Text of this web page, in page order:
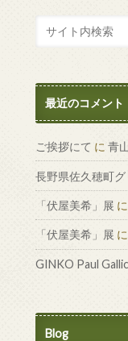
最近のコメント
ご挨拶にて に 青
長野県佐久穂町
「伏屋美希」展 に
「伏屋美希」展 に
GINKO Paul
Blog